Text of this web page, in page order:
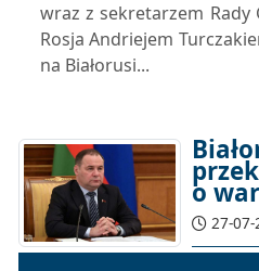
wraz z sekretarzem Rady
Rosja Andriejem
na Białorusi...
o
27-